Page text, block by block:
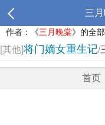
三
作者：《三月晚棠》的全
[其他]将门嫡女重生记/
首页